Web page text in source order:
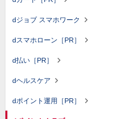
dジョブ スマホワーク
dスマホローン［PR］
d払い［PR］
dヘルスケア
dポイント運用［PR］